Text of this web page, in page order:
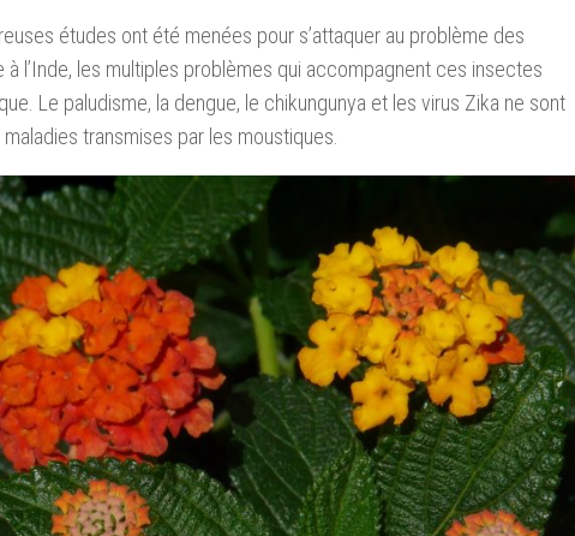
études ont été menées pour s’attaquer au problème des
à l’Inde, les multiples problèmes qui accompagnent ces insectes
Le paludisme, la dengue, le chikungunya et les virus Zika ne sont
transmises par les moustiques.